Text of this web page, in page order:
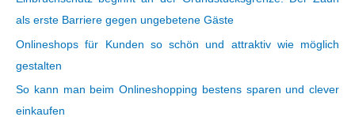
Silvestergrüße
verschicken
als erste Barriere gegen ungebetene Gäste
Onlineshops für Kunden so schön und attraktiv wie möglich
gestalten
So kann man beim Onlineshopping bestens sparen und clever
einkaufen